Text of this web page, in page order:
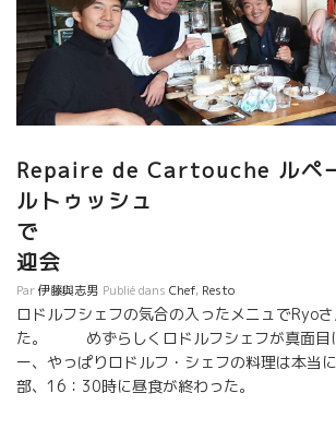
Repaire de Cartouche ルペ
ルトゥッシュ
で 昼
迎会
Par伊藤與志男 Publié dans Chef, Resto
ロドルフシェフの気合の入ったメニュでRyo
た。 めずらしくロドルフシェフが真面目
ー、やっぱりロドルフ・シェフの料理は
部、16：30時に昼食が終わった。